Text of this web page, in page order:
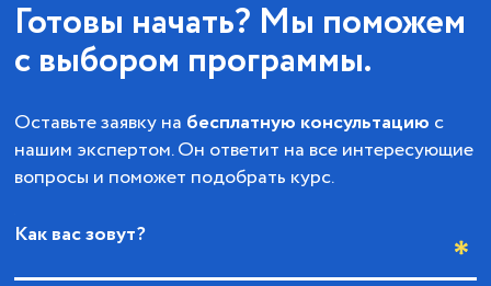
Готовы начать? Мы поможем
с выбором программы.
Оставьте заявку на бесплатную консультацию с
нашим экспертом. Он ответит на все интересующие
вопросы и поможет подобрать курс.
Как вас зовут?